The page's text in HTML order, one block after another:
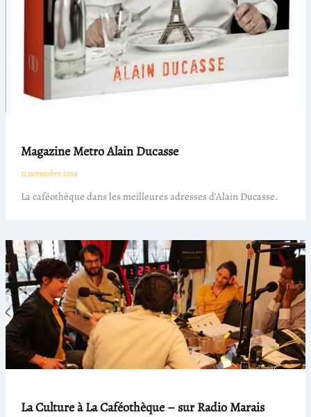
Magazine Metro Alain Ducasse
11 novembre 2014
La caféothèque dans les meilleures adresses d’Alain Ducasse.
La Culture à La Caféothèque – sur Radio Marais